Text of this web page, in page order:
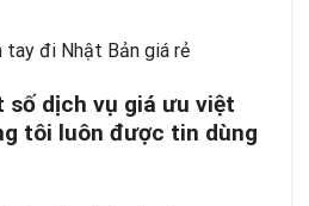
tay đi Nhật Bản giá rẻ
số dịch vụ giá ưu việt
tôi luôn được tin dùng